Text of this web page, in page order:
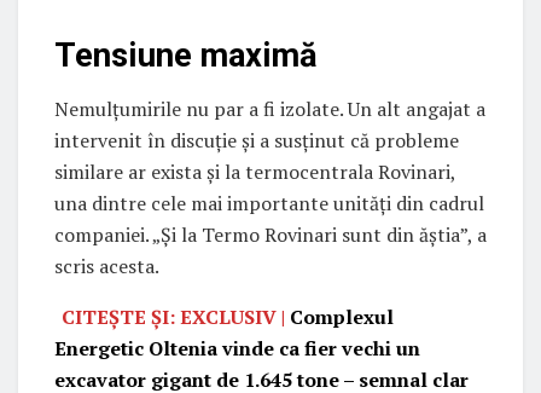
Tensiune maximă
Nemulțumirile nu par a fi izolate. Un alt angajat a
intervenit în discuție și a susținut că probleme
similare ar exista și la termocentrala Rovinari,
una dintre cele mai importante unități din cadrul
companiei. „Și la Termo Rovinari sunt din ăștia”, a
scris acesta.
CITEȘTE ȘI: EXCLUSIV | Complexul
Energetic Oltenia vinde ca fier vechi un
excavator gigant de 1.645 tone – semnal clar